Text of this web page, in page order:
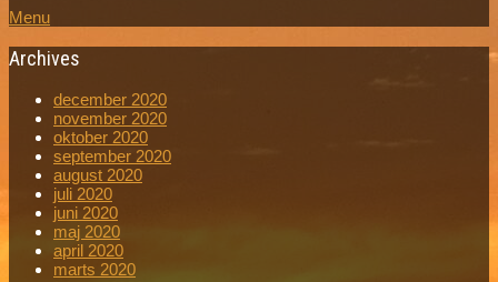
Menu
Archives
december 2020
november 2020
oktober 2020
september 2020
august 2020
juli 2020
juni 2020
maj 2020
april 2020
marts 2020